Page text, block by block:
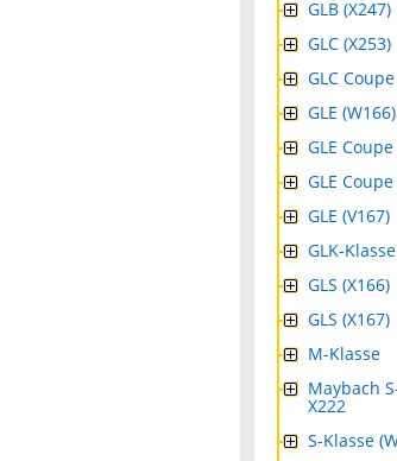
GLB (X247)
GLC (X253)
GLC
GLE (W166)
GLE
GLE
GLE (V167)
GLK-
GLS (X166)
GLS (X167)
M-Klasse
Maybach
X222
S-Klasse